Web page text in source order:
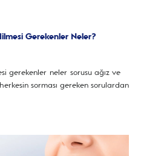
Gerekenler Neler?
gerekenler neler sorusu ağız ve
sorması gereken sorulardan